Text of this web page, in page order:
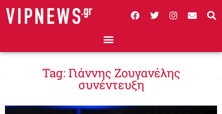
Tag: Γιάννης Ζουγανέλης
συνέντευξη